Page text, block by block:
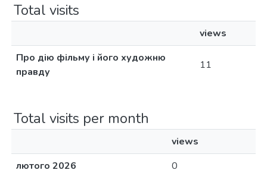
Total visits
views
Про дію фільму і його художню
правду
11
Total visits per month
views
лютого 2026
0